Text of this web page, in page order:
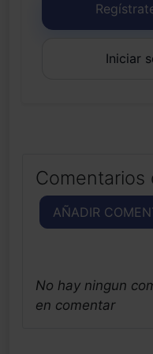
Iniciar
Comentarios
AÑADIR
No hay ningun
en comentar